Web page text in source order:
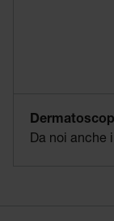
Da noi anche